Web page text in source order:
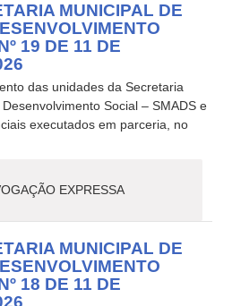
MUNICIPAL DE
19 DE 11 DE
das unidades da Secretaria
Social – SMADS e
executados em parceria, no
EXPRESSA
MUNICIPAL DE
18 DE 11 DE